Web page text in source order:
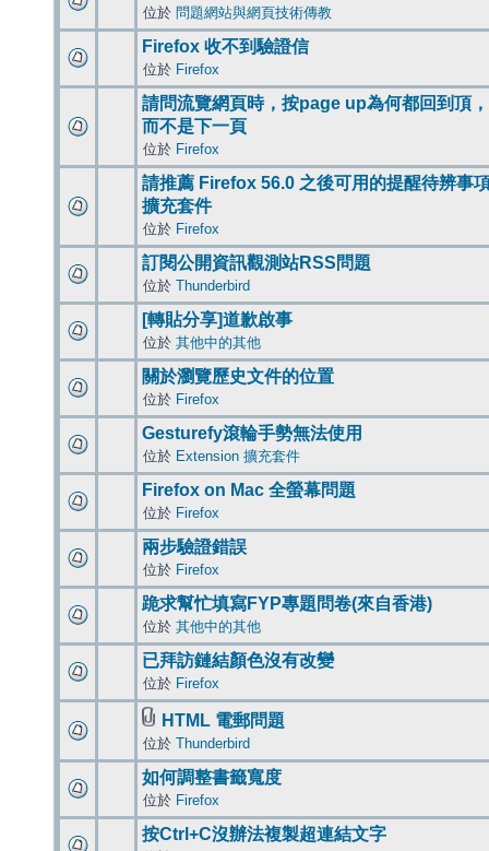
位於 問題網站與網頁技術傳教
Firefox 收不到驗證信
位於 Firefox
請問流覽網頁時，按page up為何都回到頂，
而不是下一頁
位於 Firefox
請推薦 Firefox 56.0 之後可用的提醒待辨事
擴充套件
位於 Firefox
訂閱公開資訊觀測站RSS問題
位於 Thunderbird
[轉貼分享]道歉啟事
位於 其他中的其他
關於瀏覽歷史文件的位置
位於 Firefox
Gesturefy滾輪手勢無法使用
位於 Extension 擴充套件
Firefox on Mac 全螢幕問題
位於 Firefox
兩步驗證錯誤
位於 Firefox
跪求幫忙填寫FYP專題問卷(來自香港)
位於 其他中的其他
已拜訪鏈結顏色沒有改變
位於 Firefox
HTML 電郵問題
位於 Thunderbird
如何調整書籤寬度
位於 Firefox
按Ctrl+C沒辦法複製超連結文字